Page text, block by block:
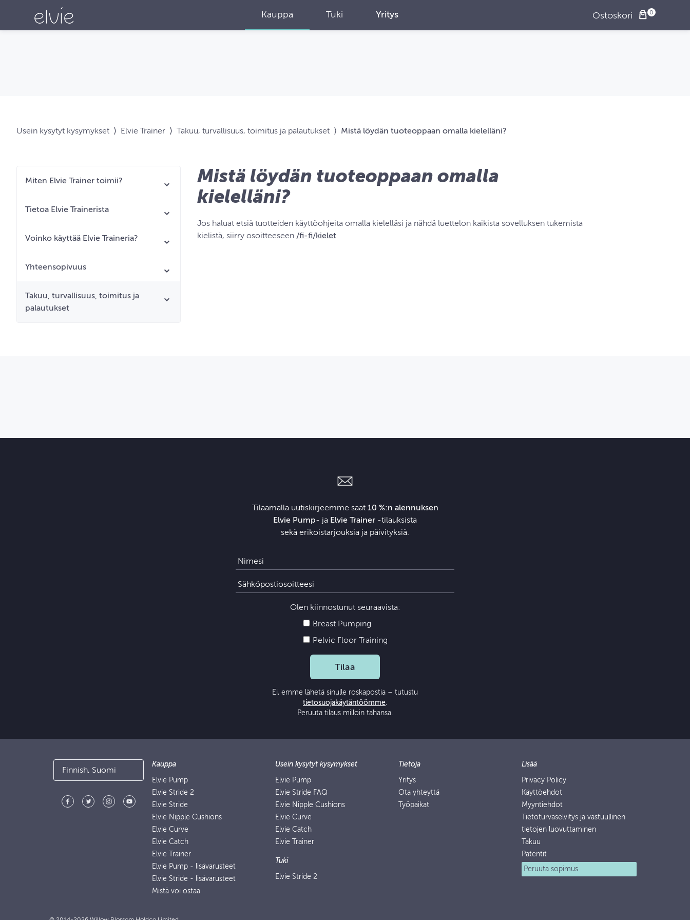
Kauppa Tuki Yritys Ostoskori
Usein kysytyt kysymykset ⟩ Elvie Trainer ⟩ Takuu, turvallisuus, toimitus ja palautukset ⟩ Mistä löydän tuoteoppaan omalla kielelläni?
Miten Elvie Trainer toimii?
Tietoa Elvie Trainerista
Voinko käyttää Elvie Traineria?
Yhteensopivuus
Takuu, turvallisuus, toimitus ja
palautukset
Mistä löydän tuoteoppaan omalla
kielelläni?
Jos haluat etsiä tuotteiden käyttöohjeita omalla kielelläsi ja nähdä luettelon kaikista sovelluksen tukemista
kielistä, siirry osoitteeseen /fi-fi/kielet
Tilaamalla uutiskirjeemme saat 10 %:n alennuksen
Elvie Pump- ja Elvie Trainer ‑tilauksista
sekä erikoistarjouksia ja päivityksiä.
Olen kiinnostunut seuraavista:
Breast Pumping
Pelvic Floor Training
Tilaa
Ei, emme lähetä sinulle roskapostia – tutustu
tietosuojakäytäntöömme.
Peruuta tilaus milloin tahansa.
Finnish, Suomi
Kauppa
Elvie Pump
Elvie Stride 2
Elvie Stride
Elvie Nipple Cushions
Elvie Curve
Elvie Catch
Elvie Trainer
Elvie Pump ‑ lisävarusteet
Elvie Stride - lisävarusteet
Mistä voi ostaa
Usein kysytyt kysymykset
Elvie Pump
Elvie Stride FAQ
Elvie Nipple Cushions
Elvie Curve
Elvie Catch
Elvie Trainer
Tuki
Elvie Stride 2
Tietoja
Yritys
Ota yhteyttä
Työpaikat
Lisää
Privacy Policy
Käyttöehdot
Myyntiehdot
Tietoturvaselvitys ja vastuullinen
tietojen luovuttaminen
Takuu
Patentit
Peruuta sopimus